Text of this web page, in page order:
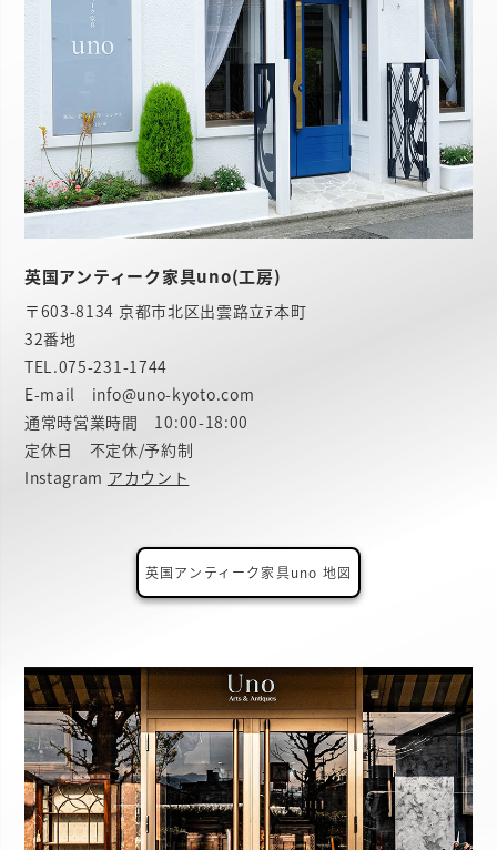
英国アンティーク家具uno(工房)
〒603-8134 京都市北区出雲路立ﾃ本町
32番地
TEL.075-231-1744
E-mail info@uno-kyoto.com
通常時営業時間 10:00-18:00
定休日 不定休/予約制
Instagram アカウント
英国アンティーク家具uno 地図